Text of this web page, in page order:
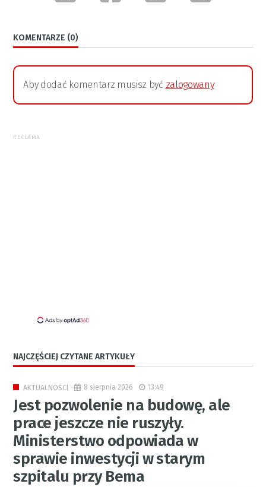
KOMENTARZE (0)
Aby dodać komentarz musisz być zalogowany
REKLAMA
NAJCZĘŚCIEJ CZYTANE ARTYKUŁY
AKTUALNOŚCI 8 sierpnia 2026 13:49
Jest pozwolenie na budowę, ale
prace jeszcze nie ruszyły.
Ministerstwo odpowiada w
sprawie inwestycji w starym
szpitalu przy Bema